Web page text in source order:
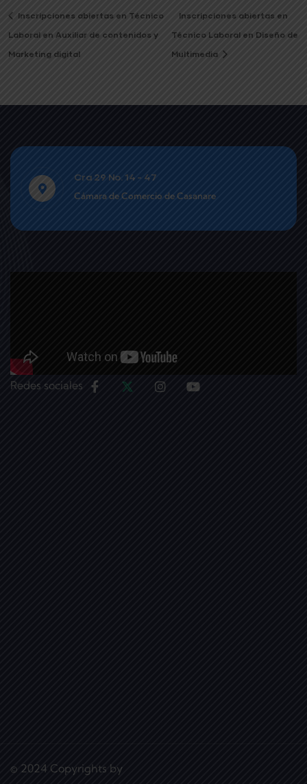
Inscripciones abiertas en Técnico
Laboral en Auxiliar de contenidos y
Marketing digital
Inscripciones abiertas en
Técnico Laboral en Diseño de
Multimedia
Cra 29 No. 14 - 47
Cámara de Comercio de Casanare
Redes sociales
© 2024 Copyrights by